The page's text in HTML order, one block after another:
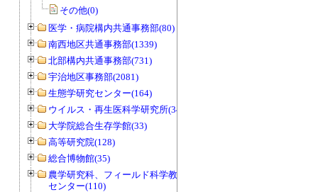
その他(0)
医学・病院構内共通事務部(80)
南西地区共通事務部(1339)
北部構内共通事務部(731)
宇治地区事務部(2081)
生態学研究センター(164)
ウイルス・再生医科学研究所(34)
大学院総合生存学館(33)
高等研究院(128)
総合博物館(35)
農学研究科、フィールド科学教育研究
センター(110)